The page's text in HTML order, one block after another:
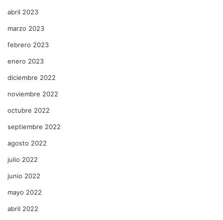
abril 2023
marzo 2023
febrero 2023
enero 2023
diciembre 2022
noviembre 2022
octubre 2022
septiembre 2022
agosto 2022
julio 2022
junio 2022
mayo 2022
abril 2022